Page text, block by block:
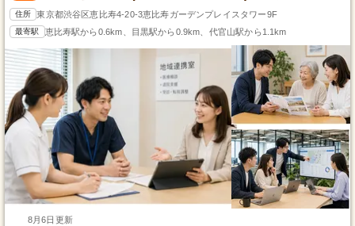
住所 東京都渋谷区恵比寿4-20-3恵比寿ガーデンプレイスタワー9F
最寄駅 恵比寿駅から0.6km、目黒駅から0.9km、代官山駅から1.1km
8月6日更新